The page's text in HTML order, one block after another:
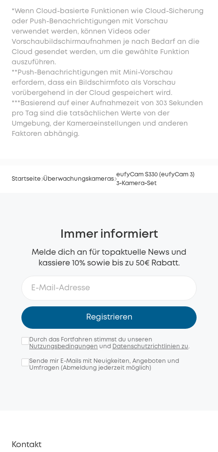
*Wenn Cloud-basierte Funktionen wie Cloud-Sicherung
oder Push-Benachrichtigungen mit Vorschau
verwendet werden, können Videos oder
Vorschaubildschirmaufnahmen je nach Bedarf an die
Cloud gesendet werden, um die gewählte Funktion
auszuführen.
**Push-Benachrichtigungen mit Mini-Vorschau
erfordern, dass ein Bildschirmfoto als Vorschau
vorübergehend in der Cloud gespeichert wird.
***Basierend auf einer Aufnahmezeit von 303 Sekunden
pro Tag sind die tatsächlichen Werte von der
Umgebung, der Kameraeinstellungen und anderen
Faktoren abhängig.
Startseite Überwachungskameras
eufyCam S330 (eufyCam 3)
3‑Kamera‑Set
Immer informiert
Melde dich an für topaktuelle News und
kassiere 10% sowie bis zu 50€ Rabatt.
Registrieren
Durch das Fortfahren stimmst du unseren
Nutzungsbedingungen und Datenschutzrichtlinien zu.
Sende mir E-Mails mit Neuigkeiten, Angeboten und
Umfragen (Abmeldung jederzeit möglich)
Kontakt